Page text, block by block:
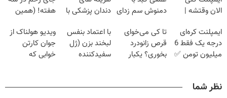
الان وقتشه |
میلیون تومان!!!
دمنوش سم زدای دندان پزشکی با
خانگی
هفته! (همین
صحبت کنید)
ایمپلنت کره‌ای
درجه یک فقط 6
میلیون تومن ✅
تا کی می‌خوای
قرص زانودرد
بخوری؟ یکبار
با اعتماد بنفس
لبخند بزن (ژل
سفیدکننده
ویدیو هولناک از
جوان کارتن
خوابی که
نظر شما